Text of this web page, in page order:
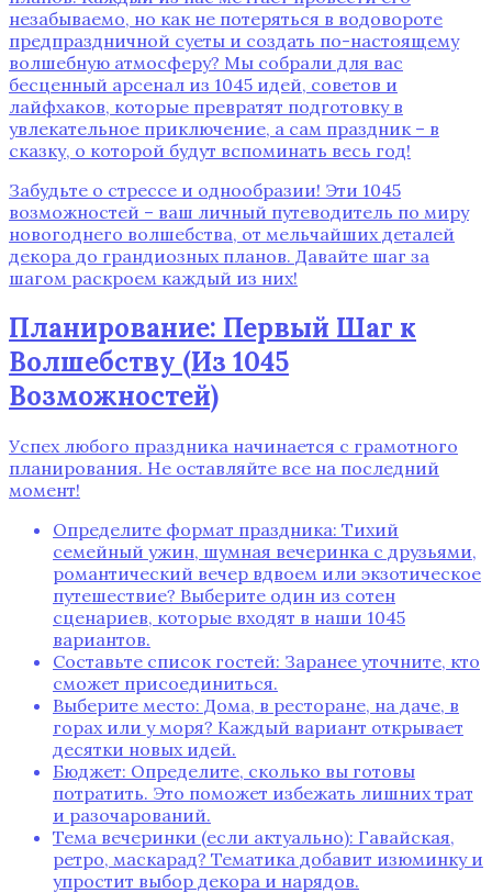
незабываемо, но как не потеряться в водовороте
предпраздничной суеты и создать по-настоящему
волшебную атмосферу? Мы собрали для вас
бесценный арсенал из 1045 идей, советов и
лайфхаков, которые превратят подготовку в
увлекательное приключение, а сам праздник – в
сказку, о которой будут вспоминать весь год!
Забудьте о стрессе и однообразии! Эти 1045
возможностей – ваш личный путеводитель по миру
новогоднего волшебства, от мельчайших деталей
декора до грандиозных планов. Давайте шаг за
шагом раскроем каждый из них!
Планирование: Первый Шаг к
Волшебству (Из 1045
Возможностей)
Успех любого праздника начинается с грамотного
планирования. Не оставляйте все на последний
момент!
Определите формат праздника: Тихий
семейный ужин, шумная вечеринка с друзьями,
романтический вечер вдвоем или экзотическое
путешествие? Выберите один из сотен
сценариев, которые входят в наши 1045
вариантов.
Составьте список гостей: Заранее уточните, кто
сможет присоединиться.
Выберите место: Дома, в ресторане, на даче, в
горах или у моря? Каждый вариант открывает
десятки новых идей.
Бюджет: Определите, сколько вы готовы
потратить. Это поможет избежать лишних трат
и разочарований.
Тема вечеринки (если актуально): Гавайская,
ретро, маскарад? Тематика добавит изюминку и
упростит выбор декора и нарядов.